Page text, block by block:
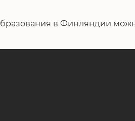
в Финляндии